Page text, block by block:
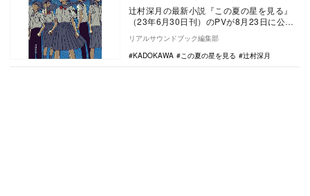
辻村深月の最新小説『この夏の星を見る』
（23年6月30日刊）のPVが8月23日に公開
された。 この物語は、あなたの宝物にな…
リアルサウンドブック編集部
KADOKAWA
この夏の星を見る 辻村深月